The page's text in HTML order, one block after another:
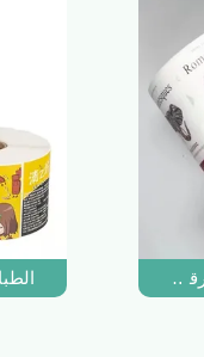
ورقة ملصقات رقائق